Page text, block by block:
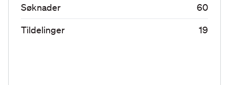
Søknader
60
Tildelinger
19